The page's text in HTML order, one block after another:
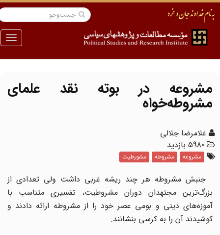
منو
مشروعه در بوته نقد علمای
مشروطه‌خواه
غلامرضا جلالی
5980 بازدید
مشروعه مشروطه مشورطیت
جنبش مشروطه هر چند ریشه غربی داشت ولی تعدادی از
بزرگ‌ترین مجتهدان دوران مشروطیت، تفسیری متناسب با
آموزه‌های دینی و بومی عصر خود را از مشروطه ارائه دادند و
کوشیدند آن را به کرسی بنشانند.